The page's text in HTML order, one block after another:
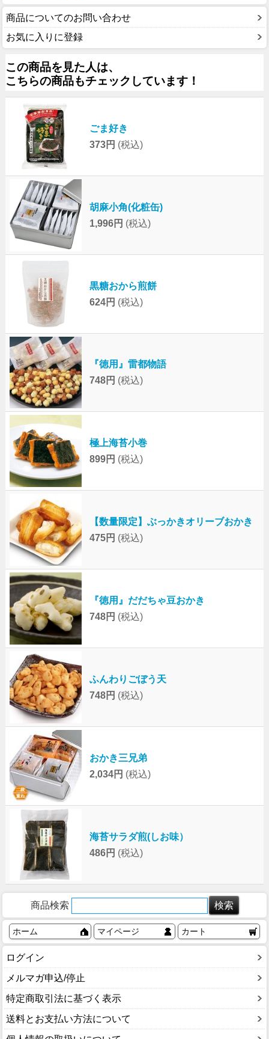
商品についてのお問い合わせ
お気に入りに登録
この商品を見た人は、
こちらの商品もチェックしています！
ごま好き
373円 (税込)
胡麻小角(化粧缶)
1,996円 (税込)
黒糖おから煎餅
624円 (税込)
『徳用』雷都物語
748円 (税込)
極上海苔小巻
899円 (税込)
【数量限定】ぶっかきオリーブおかき
475円 (税込)
『徳用』だだちゃ豆おかき
748円 (税込)
ふんわりごぼう天
748円 (税込)
おかき三兄弟
2,034円 (税込)
海苔サラダ煎(しお味）
486円 (税込)
商品検索
ホーム マイページ カート
ログイン
メルマガ申込/停止
特定商取引法に基づく表示
送料とお支払い方法について